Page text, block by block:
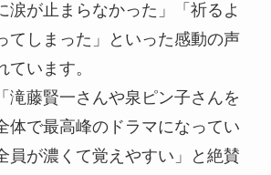
涙が止まらなかった」「祈るよ
てしまった」といった感動の声
ています。
滝藤賢一さんや泉ピン子さんを
体で最高峰のドラマになってい
員が濃くて覚えやすい」と絶賛